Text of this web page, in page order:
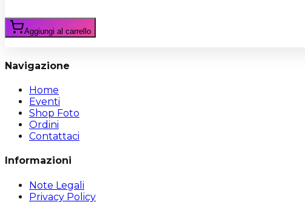
Aggiungi al carrello
Navigazione
Home
Eventi
Shop Foto
Ordini
Contattaci
Informazioni
Note Legali
Privacy Policy